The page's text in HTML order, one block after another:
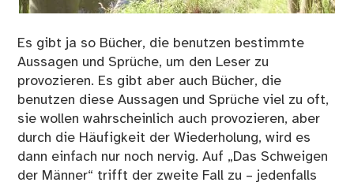
Es gibt ja so Bücher, die benutzen bestimmte
Aussagen und Sprüche, um den Leser zu
provozieren. Es gibt aber auch Bücher, die
benutzen diese Aussagen und Sprüche viel zu oft,
sie wollen wahrscheinlich auch provozieren, aber
durch die Häufigkeit der Wiederholung, wird es
dann einfach nur noch nervig. Auf „Das Schweigen
der Männer“ trifft der zweite Fall zu – jedenfalls